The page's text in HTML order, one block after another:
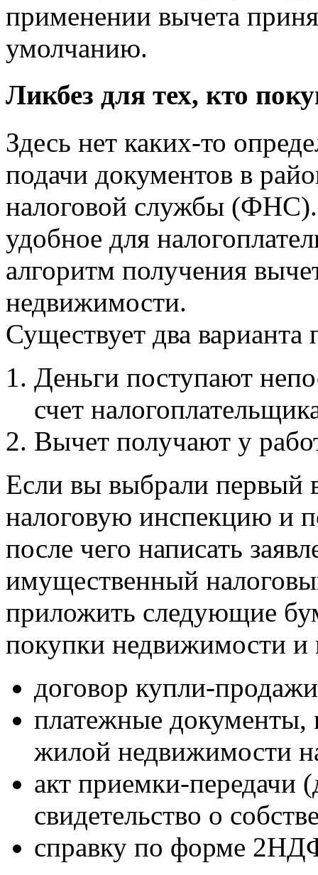
применении вычета
умолчанию.
Ликбез для тех, кто
Здесь нет каких-то
подачи документов в
налоговой службы
удобное для
алгоритм получения
недвижимости.
Существует два варианта
Деньги поступают
счет
Вычет получают у
Если вы выбрали первый
налоговую инспекцию и
после чего написать
имущественный
приложить следующие
покупки недвижимости и
договор купли-
платежные
жилой недвижимости
акт приемки-передачи
свидетельство о
справку по форме